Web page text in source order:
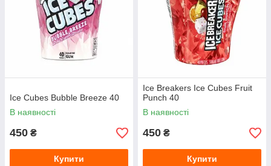
Ice Cubes Bubble Breeze 40
В наявності
450 ₴
Купити
Ice Breakers Ice Cubes Fruit
Punch 40
В наявності
450 ₴
Купити